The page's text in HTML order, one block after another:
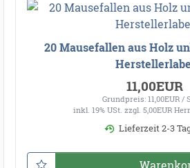
20 Mausefallen aus Holz
11,00EUR
Grundpreis: 11,00EUR /
inkl. 19% USt. zzgl. 5,00EUR
Lieferzeit 2-3